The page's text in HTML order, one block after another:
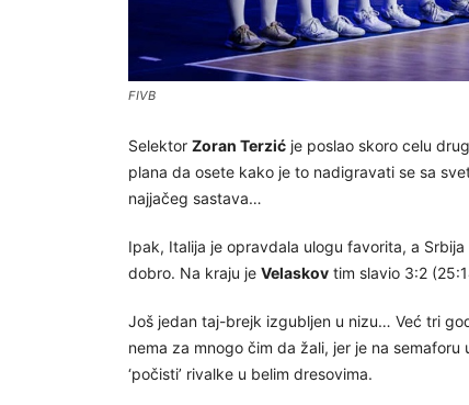
FIVB
Selektor Zoran Terzić je poslao skoro celu
plana da osete kako je to nadigravati se sa
najjačeg sastava…
Ipak, Italija je opravdala ulogu favorita, a
dobro. Na kraju je Velaskov tim slavio 3:2
Još jedan taj-brejk izgubljen u nizu… Već tri
nema za mnogo čim da žali, jer je na
‘počisti’ rivalke u belim dresovima.